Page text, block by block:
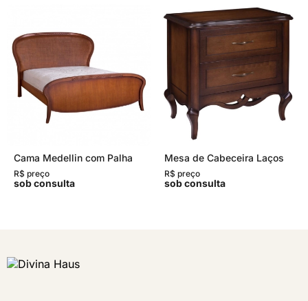
Cama Medellin com Palha
R$ preço
sob consulta
Mesa de Cabeceira Laços
R$ preço
sob consulta